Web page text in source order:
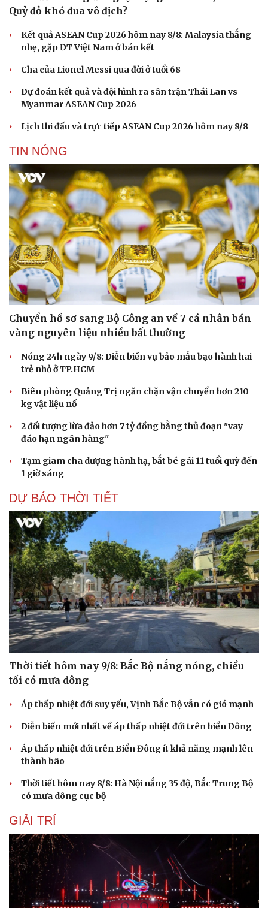
Du lịch
Săn Tour
check-in
Podcast
Cửa sổ tình yêu
Hạt giống tâm hồn
Quỷ đỏ khó đua vô địch?
Kết quả ASEAN Cup 2026 hôm nay 8/8: Malaysia thắng
nhẹ, gặp ĐT Việt Nam ở bán kết
Cha của Lionel Messi qua đời ở tuổi 68
Dự đoán kết quả và đội hình ra sân trận Thái Lan vs
Myanmar ASEAN Cup 2026
Lịch thi đấu và trực tiếp ASEAN Cup 2026 hôm nay 8/8
TIN NÓNG
Chuyển hồ sơ sang Bộ Công an về 7 cá nhân bán
vàng nguyên liệu nhiều bất thường
Nóng 24h ngày 9/8: Diễn biến vụ bảo mẫu bạo hành hai
trẻ nhỏ ở TP.HCM
Biên phòng Quảng Trị ngăn chặn vận chuyển hơn 210
kg vật liệu nổ
2 đối tượng lừa đảo hơn 7 tỷ đồng bằng thủ đoạn "vay
đáo hạn ngân hàng"
Tạm giam cha dượng hành hạ, bắt bé gái 11 tuổi quỳ đến
1 giờ sáng
DỰ BÁO THỜI TIẾT
Thời tiết hôm nay 9/8: Bắc Bộ nắng nóng, chiều
tối có mưa dông
Áp thấp nhiệt đới suy yếu, Vịnh Bắc Bộ vẫn có gió mạnh
Diễn biến mới nhất về áp thấp nhiệt đới trên biển Đông
Áp thấp nhiệt đới trên Biển Đông ít khả năng mạnh lên
thành bão
Thời tiết hôm nay 8/8: Hà Nội nắng 35 độ, Bắc Trung Bộ
có mưa dông cục bộ
GIẢI TRÍ